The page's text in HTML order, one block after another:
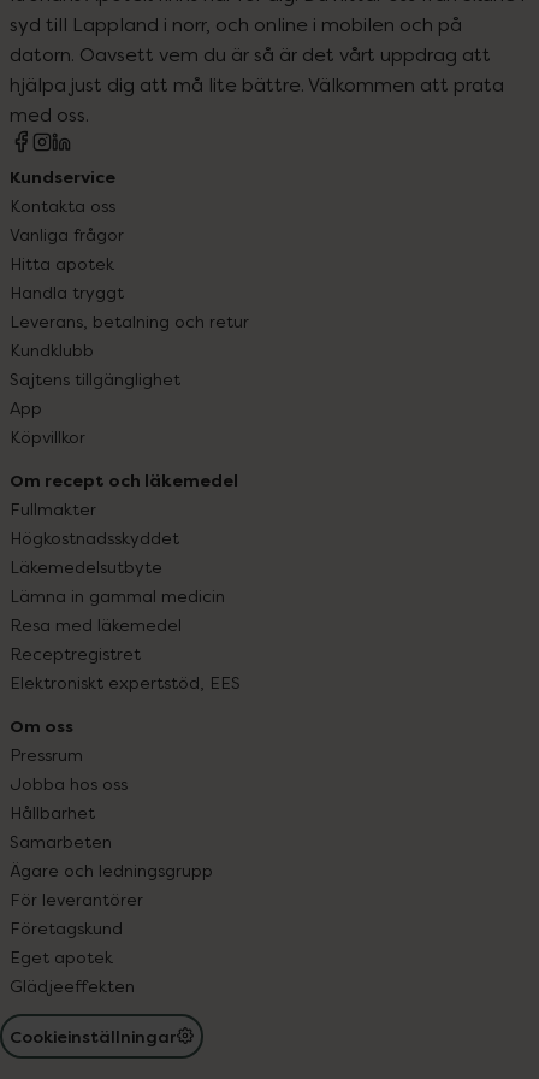
syd till Lappland i norr, och online i mobilen och på
datorn. Oavsett vem du är så är det vårt uppdrag att
hjälpa just dig att må lite bättre. Välkommen att prata
med oss.
Kundservice
Kontakta oss
Vanliga frågor
Hitta apotek
Handla tryggt
Leverans, betalning och retur
Kundklubb
Sajtens tillgänglighet
App
Köpvillkor
Om recept och läkemedel
Fullmakter
Högkostnadsskyddet
Läkemedelsutbyte
Lämna in gammal medicin
Resa med läkemedel
Receptregistret
Elektroniskt expertstöd, EES
Om oss
Pressrum
Jobba hos oss
Hållbarhet
Samarbeten
Ägare och ledningsgrupp
För leverantörer
Företagskund
Eget apotek
Glädjeeffekten
Cookieinställningar